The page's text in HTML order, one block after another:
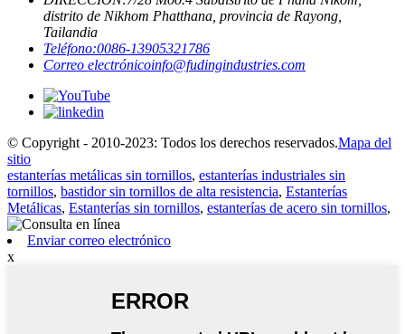
distrito de Nikhom Phatthana, provincia de Rayong,
Tailandia
Teléfono:0086-13905321786
Correo electrónicoinfo@fudingindustries.com
© Copyright - 2010-2023: Todos los derechos reservados.Mapa del
sitio
estanterías metálicas sin tornillos, estanterías industriales sin
tornillos, bastidor sin tornillos de alta resistencia, Estanterías
Metálicas, Estanterías sin tornillos, estanterías de acero sin tornillos,
Enviar correo electrónico
x